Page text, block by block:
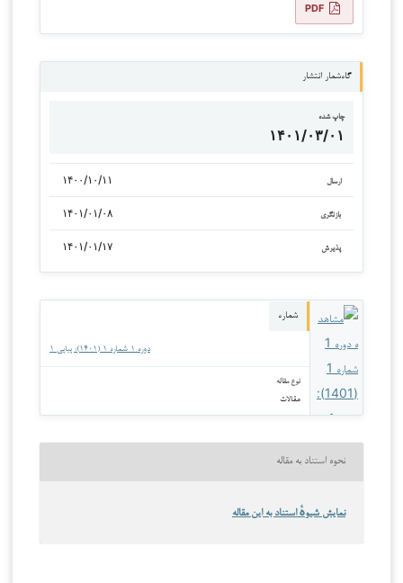
PDF
گاه‌شمار انتشار
چاپ شده
۱۴۰۱/۰۳/۰۱
ارسال ۱۴۰۰/۱۰/۱۱
بازنگری ۱۴۰۱/۰۱/۰۸
پذیرش ۱۴۰۱/۰۱/۱۷
شماره
دوره ۱ شماره ۱ (۱۴۰۱): پیاپی ۱
نوع مقاله
مقالات
نحوه استناد به مقاله
نمایش شیوهٔ استناد به این مقاله